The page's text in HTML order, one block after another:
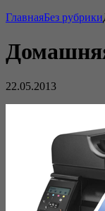
ГлавнаяБез рубрики
22.05.2013